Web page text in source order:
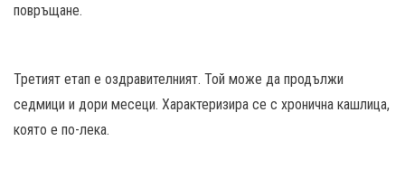
повръщане.
Третият етап е оздравителният. Той може да продължи
седмици и дори месеци. Характеризира се с хронична кашлица,
която е по-лека.